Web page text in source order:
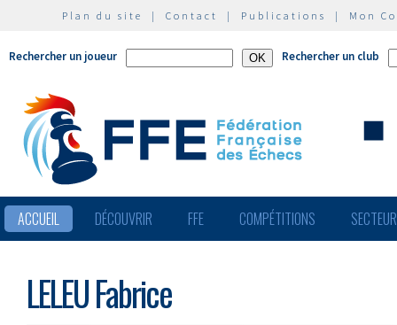
Plan du site | Contact | Publications | Mon
Rechercher un joueur Rechercher un club
ACCUEIL DÉCOUVRIR FFE COMPÉTITIONS
LELEU Fabrice